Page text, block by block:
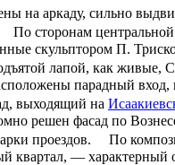
на аркаду, сильно
сторонам центральной
скульптором П.
лапой, как живые,
парадный
выходящий на
решен фасад по
проездов. По
квартал, — характерный